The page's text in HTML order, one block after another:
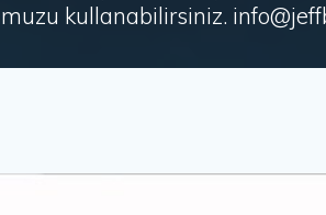
kullanabilirsiniz.